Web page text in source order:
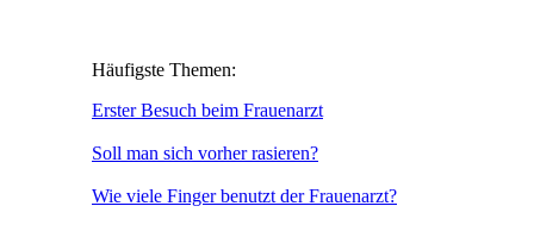
Häufigste Themen:
Erster Besuch beim Frauenarzt
Soll man sich vorher rasieren?
Wie viele Finger benutzt der Frauenarzt?